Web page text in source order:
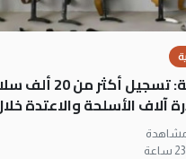
الداخلية: تسجيل
آلاف الأسلحة والاعتدة